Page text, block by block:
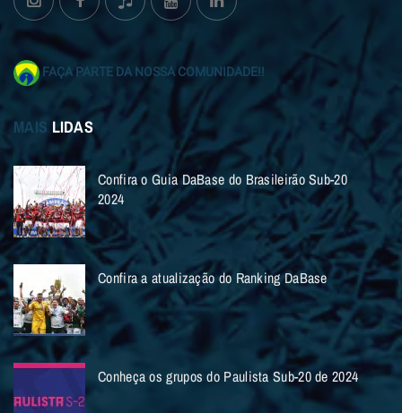
FAÇA PARTE DA NOSSA COMUNIDADE!!
MAIS LIDAS
Confira o Guia DaBase do Brasileirão Sub-20
2024
Confira a atualização do Ranking DaBase
Conheça os grupos do Paulista Sub-20 de 2024